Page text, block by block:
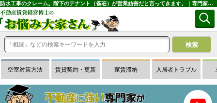
防水工事のクレーム。階下のテナント（雀荘）が営業妨害だと言ってきます。｜専門家に無料相談できる賃貸経営Ｑ＆Ａサイトはお悩み大家さん
空室対策方法 賃貸契約・更新 家賃滞納 入居者トラブル